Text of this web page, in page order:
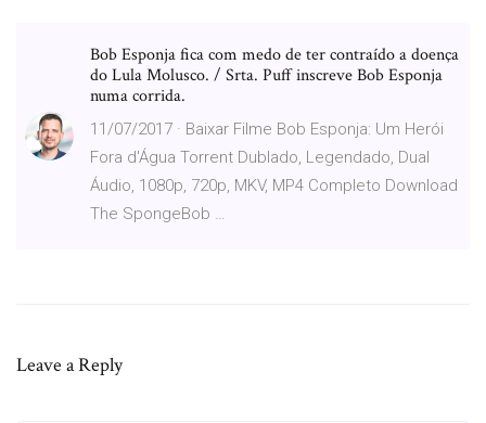
Bob Esponja fica com medo de ter contraído a doença
do Lula Molusco. / Srta. Puff inscreve Bob Esponja
numa corrida.
11/07/2017 · Baixar Filme Bob Esponja: Um Herói
Fora d'Água Torrent Dublado, Legendado, Dual
Áudio, 1080p, 720p, MKV, MP4 Completo Download
The SpongeBob …
Leave a Reply